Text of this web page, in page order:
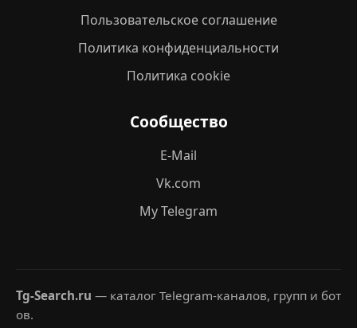
Пользовательское соглашение
Политика конфиденциальности
Политика cookie
Сообщество
E-Mail
Vk.com
My Telegram
Tg-Search.ru — каталог Telegram-каналов, групп и бот
ов.